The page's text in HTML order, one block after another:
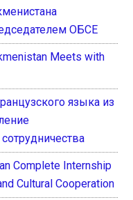
ОБСЕ
Meets with
языка из
Complete Internship
Cultural Cooperation